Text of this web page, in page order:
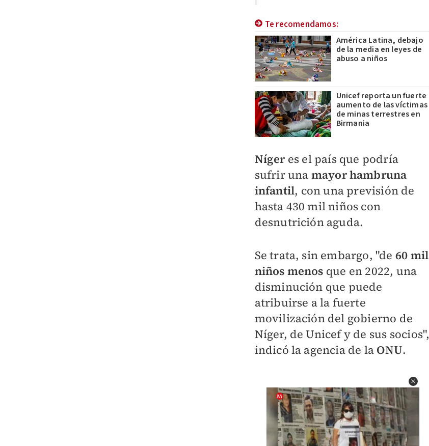
Te recomendamos:
América Latina, debajo
de la media en leyes de
abuso a niños
Unicef reporta un fuerte
aumento de las víctimas
de minas terrestres en
Birmania
Níger es el país que podría
sufrir una mayor hambruna
infantil, con una previsión de
hasta 430 mil niños con
desnutrición aguda.
Se trata, sin embargo, "de 60 mil
niños menos que en 2022, una
disminución que puede
atribuirse a la fuerte
movilización del gobierno de
Níger, de Unicef y de sus socios",
indicó la agencia de la ONU.